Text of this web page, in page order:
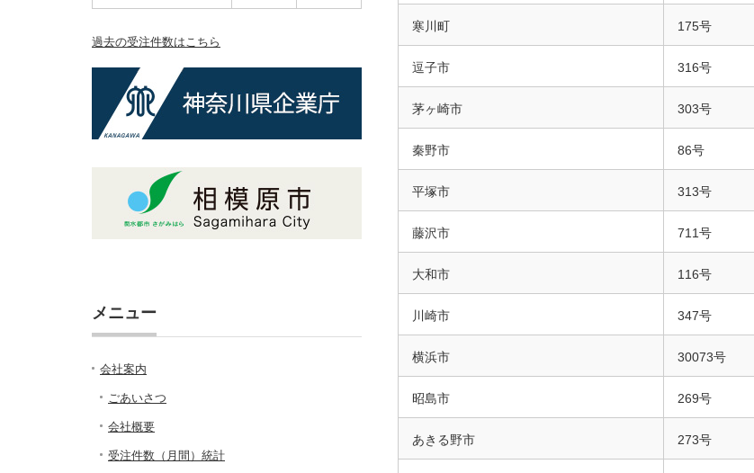
寒川町 175号
逗子市 316号
茅ヶ崎市 303号
秦野市 86号
平塚市 313号
藤沢市 711号
大和市 116号
川崎市 347号
横浜市 30073号
昭島市 269号
あきる野市 273号
過去の受注件数はこちら
メニュー
会社案内
ごあいさつ
会社概要
受注件数（月間）統計